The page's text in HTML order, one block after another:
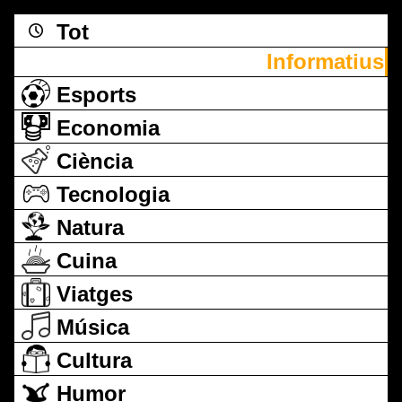
Tot
Informatius
Esports
Economia
Ciència
Tecnologia
Natura
Cuina
Viatges
Música
Cultura
Humor